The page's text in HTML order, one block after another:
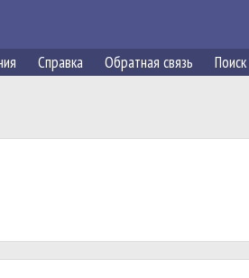
Справка Обратная связь Поиск